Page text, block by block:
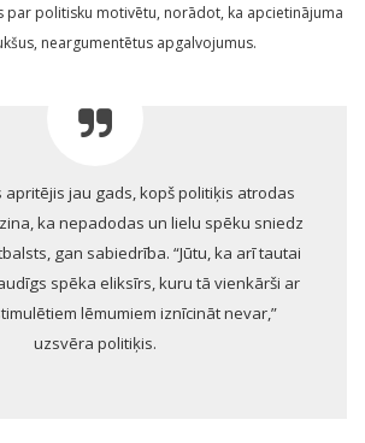
par politisku motivētu, norādot, ka apcietinājuma
neargumentētus apgalvojumus.
apritējis jau gads, kopš politiķis atrodas
ka nepadodas un lielu spēku sniedz
gan sabiedrība. “Jūtu, ka arī tautai
spēka eliksīrs, kuru tā vienkārši ar
lēmumiem iznīcināt nevar,”
uzsvēra politiķis.